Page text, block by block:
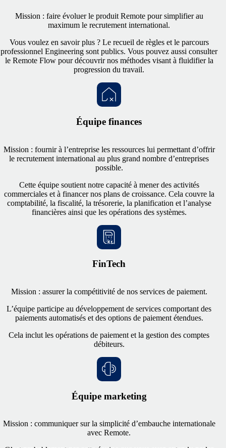
Mission : faire évoluer le produit Remote pour simplifier au
maximum le recrutement international.
Vous voulez en savoir plus ? Le recueil de règles et le parcours
professionnel Engineering sont publics. Vous pouvez aussi consulter
le Remote Flow pour découvrir nos méthodes visant à fluidifier la
progression du travail.
Équipe finances
Mission : fournir à l’entreprise les ressources lui permettant d’offrir
le recrutement international au plus grand nombre d’entreprises
possible.
Cette équipe soutient notre capacité à mener des activités
commerciales et à financer nos plans de croissance. Cela couvre la
comptabilité, la fiscalité, la trésorerie, la planification et l’analyse
financières ainsi que les opérations des systèmes.
FinTech
Mission : assurer la compétitivité de nos services de paiement.
L’équipe participe au développement de services comportant des
paiements automatisés et des options de paiement étendues.
Cela inclut les opérations de paiement et la gestion des comptes
débiteurs.
Équipe marketing
Mission : communiquer sur la simplicité d’embauche internationale
avec Remote.